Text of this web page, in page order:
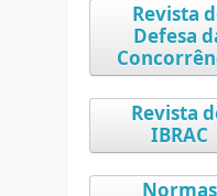
Revista
Defesa
Revista
IBRAC